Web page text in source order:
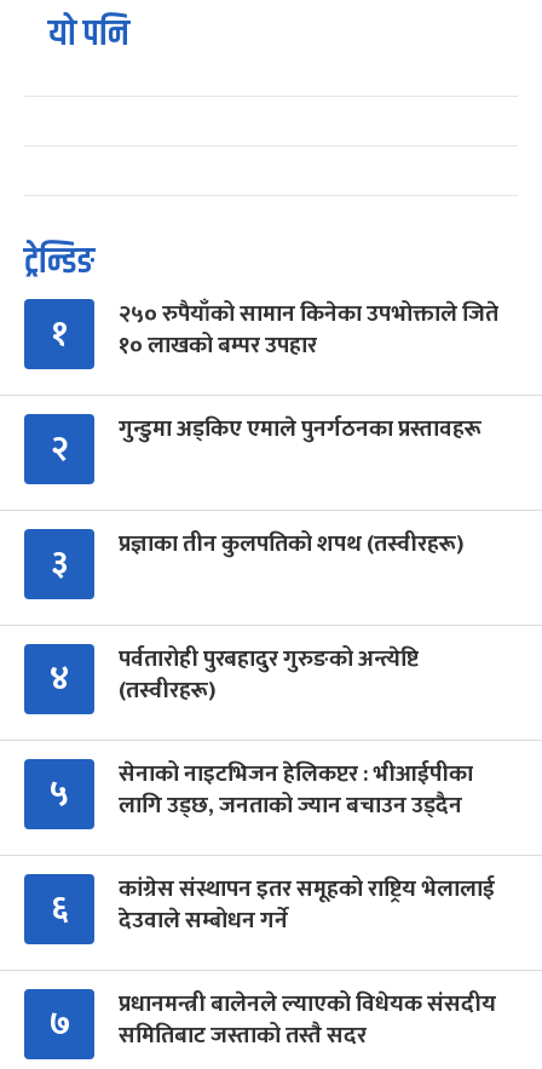
यो पनि
ट्रेन्डिङ
१
२५० रुपैयाँको सामान किनेका उपभोक्ताले जिते
१० लाखको बम्पर उपहार
२ गुन्डुमा अड्किए एमाले पुनर्गठनका प्रस्तावहरू
३ प्रज्ञाका तीन कुलपतिको शपथ (तस्वीरहरू)
४
पर्वतारोही पुरबहादुर गुरुङको अन्त्येष्टि
(तस्वीरहरू)
५
सेनाको नाइटभिजन हेलिकप्टर : भीआईपीका
लागि उड्छ, जनताको ज्यान बचाउन उड्दैन
६
कांग्रेस संस्थापन इतर समूहको राष्ट्रिय भेलालाई
देउवाले सम्बोधन गर्ने
७
प्रधानमन्त्री बालेनले ल्याएको विधेयक संसदीय
समितिबाट जस्ताको तस्तै सदर